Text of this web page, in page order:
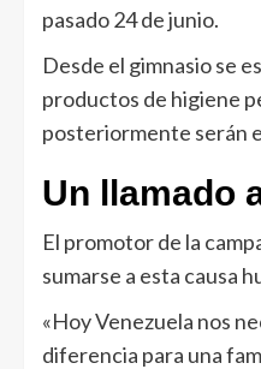
pasado 24 de junio.
Desde el gimnasio se
productos de higiene
posteriormente serán
Un llamado
El promotor de la
sumarse a esta causa
«Hoy Venezuela nos
diferencia para una